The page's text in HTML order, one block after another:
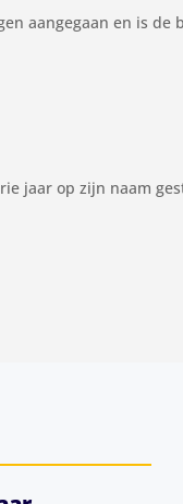
aangegaan en is
jaar op zijn naam